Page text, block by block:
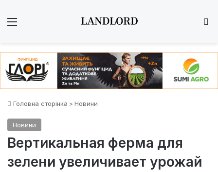
Головна сторінка > Новини
Новини
Вертикальная ферма для
зелени увеличивает урожай